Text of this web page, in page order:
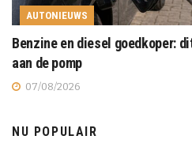
AUTONIEUWS
Benzine en diesel goedkoper:
aan de pomp
07/08/2026
NU POPULAIR